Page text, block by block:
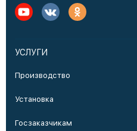
УСЛУГИ
Производство
Установка
Госзаказчикам